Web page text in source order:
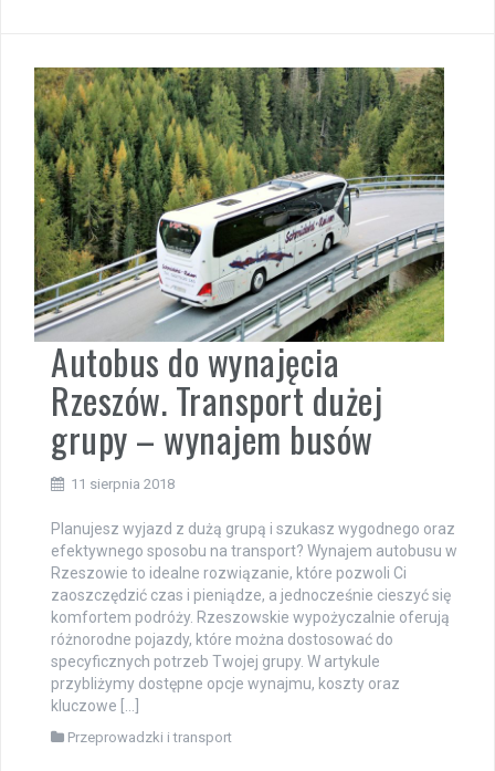
Autobus do wynajęcia
Rzeszów. Transport dużej
grupy – wynajem busów
11 sierpnia 2018
Planujesz wyjazd z dużą grupą i szukasz wygodnego oraz
efektywnego sposobu na transport? Wynajem autobusu w
Rzeszowie to idealne rozwiązanie, które pozwoli Ci
zaoszczędzić czas i pieniądze, a jednocześnie cieszyć się
komfortem podróży. Rzeszowskie wypożyczalnie oferują
różnorodne pojazdy, które można dostosować do
specyficznych potrzeb Twojej grupy. W artykule
przybliżymy dostępne opcje wynajmu, koszty oraz
kluczowe […]
Przeprowadzki i transport